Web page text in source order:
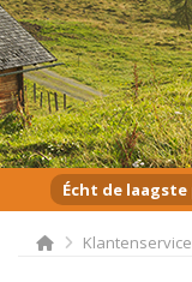
Écht de
Klantenservice